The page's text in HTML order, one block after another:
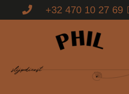
+32 470 10 27 69